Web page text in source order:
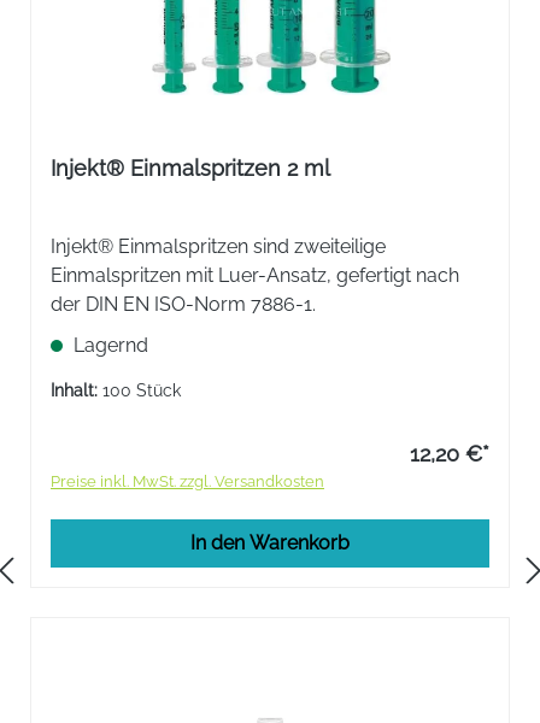
Injekt® Einmalspritzen 2 ml
Injekt® Einmalspritzen sind zweiteilige
Einmalspritzen mit Luer-Ansatz, gefertigt nach
der DIN EN ISO-Norm 7886-1.
Lagernd
Inhalt: 100 Stück
12,20 €*
Preise inkl. MwSt. zzgl. Versandkosten
In den Warenkorb